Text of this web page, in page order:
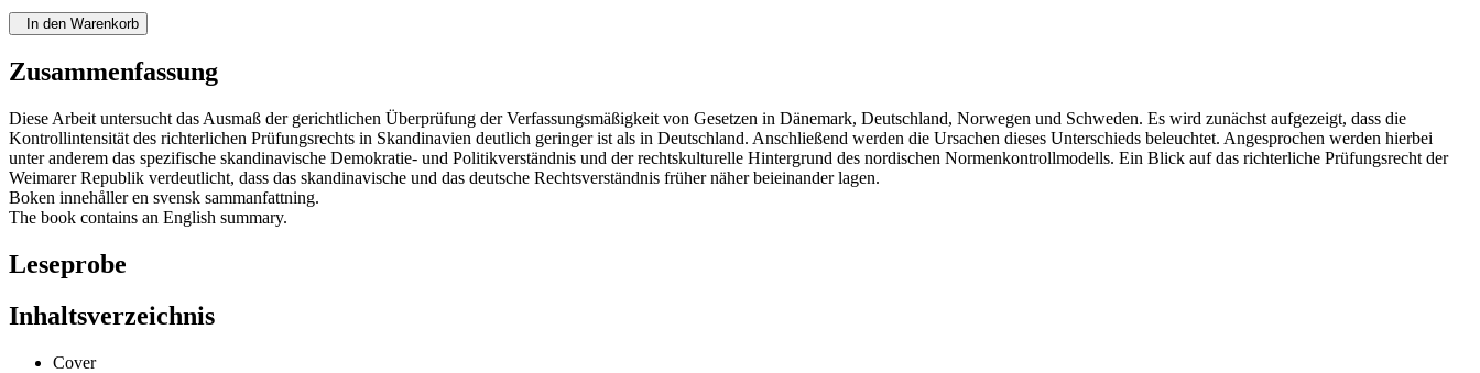
In den Warenkorb
Zusammenfassung
Diese Arbeit untersucht das Ausmaß der gerichtlichen Überprüfung der Verfassungsmäßigkeit von Gesetzen in Dänemark, Deutschland, Norwegen und Schweden. Es wird zunächst aufgezeigt, dass die
Kontrollintensität des richterlichen Prüfungsrechts in Skandinavien deutlich geringer ist als in Deutschland. Anschließend werden die Ursachen dieses Unterschieds beleuchtet. Angesprochen werden hierbei
unter anderem das spezifische skandinavische Demokratie- und Politikverständnis und der rechtskulturelle Hintergrund des nordischen Normenkontrollmodells. Ein Blick auf das richterliche Prüfungsrecht der
Weimarer Republik verdeutlicht, dass das skandinavische und das deutsche Rechtsverständnis früher näher beieinander lagen.
Boken innehåller en svensk sammanfattning.
The book contains an English summary.
Leseprobe
Inhaltsverzeichnis
Cover